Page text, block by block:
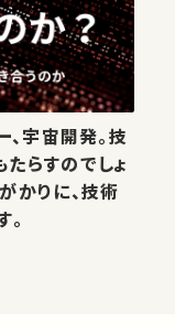
宇宙開発。技
らすのでしょ
かりに、技術